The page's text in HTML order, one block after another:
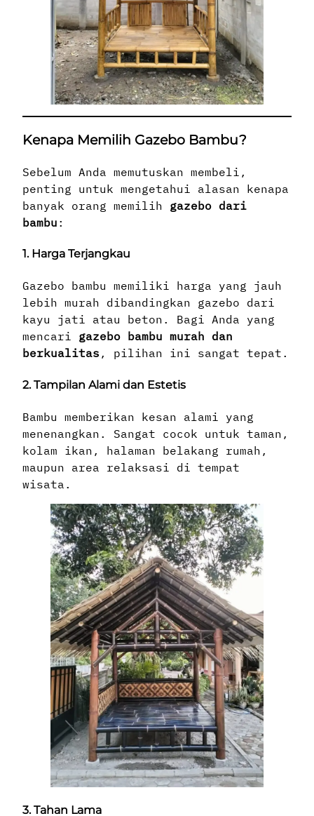
Kenapa Memilih Gazebo Bambu?
Sebelum Anda memutuskan membeli,
penting untuk mengetahui alasan kenapa
banyak orang memilih gazebo dari
bambu :
1. Harga Terjangkau
Gazebo bambu memiliki harga yang jauh
lebih murah dibandingkan gazebo dari
kayu jati atau beton. Bagi Anda yang
mencari gazebo bambu murah dan
berkualitas , pilihan ini sangat tepat.
2. Tampilan Alami dan Estetis
Bambu memberikan kesan alami yang
menenangkan. Sangat cocok untuk taman,
kolam ikan, halaman belakang rumah,
maupun area relaksasi di tempat
wisata.
3. Tahan Lama